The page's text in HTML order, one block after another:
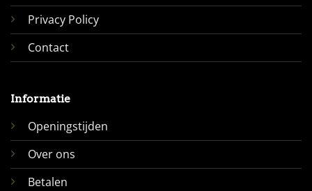
Privacy Policy
Contact
Informatie
Openingstijden
Over ons
Betalen